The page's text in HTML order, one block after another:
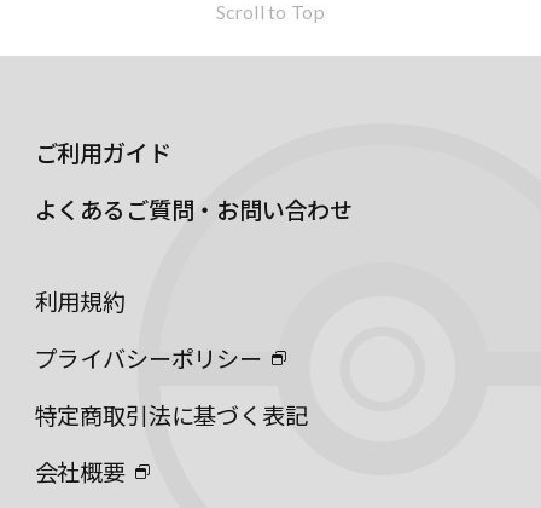
Scroll to Top
ご利用ガイド
よくあるご質問・お問い合わせ
利用規約
プライバシーポリシー
特定商取引法に基づく表記
会社概要